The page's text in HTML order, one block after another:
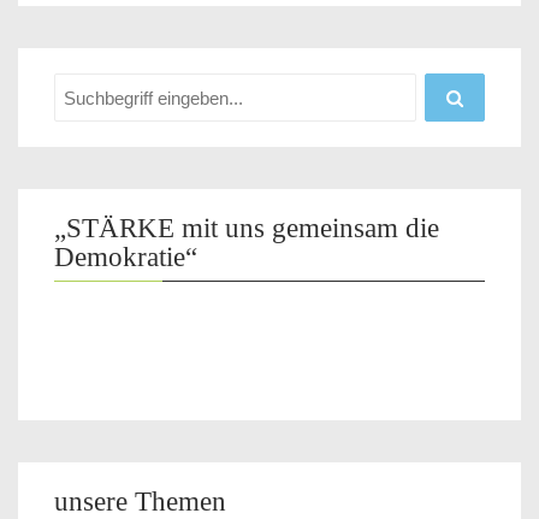
„STÄRKE mit uns gemeinsam die
Demokratie“
unsere Themen